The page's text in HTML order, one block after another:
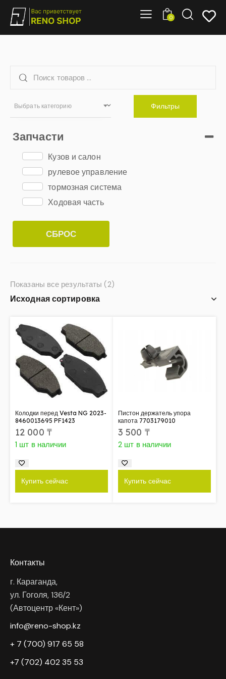
0
Выбрать категорию Фильтры
Запчасти
Кузов и салон
рулевое управление
тормозная система
Ходовая часть
СБРОС
Показаны все результаты (2)
Колодки перед Vesta NG 2023-
8460013695 PF1423
12 000 ₸
1 шт в наличии
Купить сейчас
Пистон держатель упора
капота 7703179010
3 500 ₸
2 шт в наличии
Купить сейчас
Контакты
г. Караганда,
ул. Гоголя, 136/2
(Автоцентр «Кент»)
info@reno-shop.kz
+ 7 (700) 917 65 58
+7 (702) 402 35 53